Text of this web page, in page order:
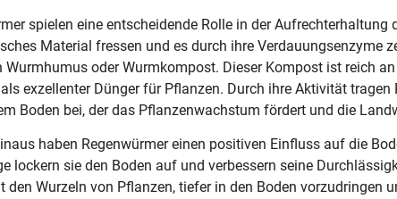
spielen eine entscheidende Rolle in der Aufrechterhaltung
Material fressen und es durch ihre Verdauungsenzyme
Wurmhumus oder Wurmkompost. Dieser Kompost ist reich
exzellenter Dünger für Pflanzen. Durch ihre Aktivität tragen
Boden bei, der das Pflanzenwachstum fördert und die
haben Regenwürmer einen positiven Einfluss auf die
lockern sie den Boden auf und verbessern seine
den Wurzeln von Pflanzen, tiefer in den Boden vorzudringen